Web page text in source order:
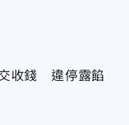
收錢 違停露餡